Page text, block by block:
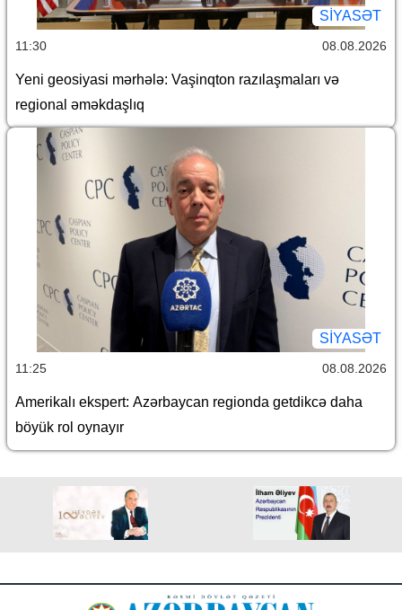
SİYASƏT
11:30 08.08.2026
Yeni geosiyasi mərhələ: Vaşinqton razılaşmaları və
regional əməkdaşlıq
SİYASƏT
11:25 08.08.2026
Amerikalı ekspert: Azərbaycan regionda getdikcə daha
böyük rol oynayır